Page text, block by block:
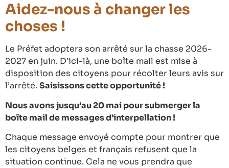
Aidez-nous à changer les
choses !
Le Préfet adoptera son arrêté sur la chasse 2026-
2027 en juin. D’ici-là, une boîte mail est mise à
disposition des citoyens pour récolter leurs avis sur
l’arrêté. Saisissons cette opportunité !
Nous avons jusqu’au 20 mai pour submerger la
boîte mail de messages d’interpellation !
Chaque message envoyé compte pour montrer que
les citoyens belges et français refusent que la
situation continue. Cela ne vous prendra que